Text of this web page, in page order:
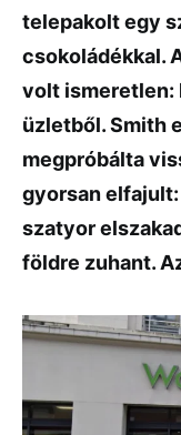
telepakolt egy
csokoládékkal.
volt ismeretlen:
üzletből. Smith
megpróbálta
gyorsan
szatyor
földre zuhant.